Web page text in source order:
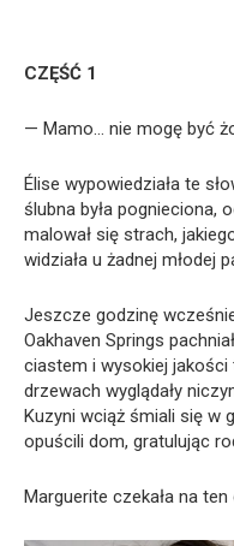
CZĘŚĆ 1
— Mamo… nie mogę być
Élise wypowiedziała te
ślubna była pognieciona,
malował się strach,
widziała u żadnej młodej
Jeszcze godzinę
Oakhaven Springs
ciastem i wysokiej jakości
drzewach wyglądały
Kuzyni wciąż śmiali się w
opuścili dom, gratulując
Marguerite czekała na